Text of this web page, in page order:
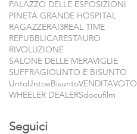
PALAZZO DELLE ESPOSIZIONI
PINETA GRANDE HOSPITAL
RAGAZZERAI3REAL TIME
REPUBBLICARESTAURO
RIVOLUZIONE
SALONE DELLE MERAVIGLIE
SUFFRAGIOUNTO E BISUNTO
UntoUntoeBisuntoVENDITAVOTO
WHEELER DEALERSdocufilm
Seguici